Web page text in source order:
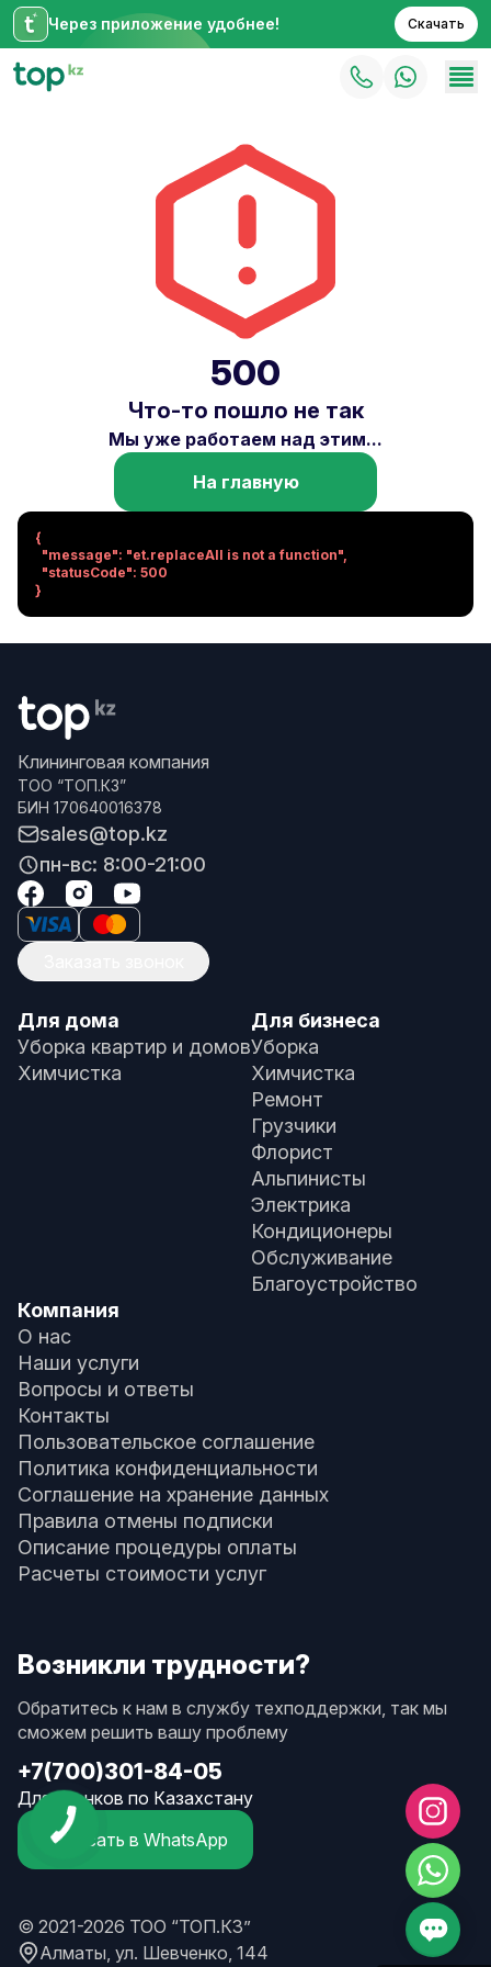
Через приложение удобнее! Скачать
500
Что-то пошло не так
Мы уже работаем над этим...
На главную
{
}
Клининговая компания
ТОО “ТОП.КЗ”
БИН 170640016378
sales@top.kz
пн-вс: 8:00-21:00
Для дома
Уборка квартир и домов
Химчистка
Для бизнеса
Уборка
Химчистка
Ремонт
Грузчики
Флорист
Альпинисты
Электрика
Кондиционеры
Обслуживание
Благоустройство
Компания
О нас
Наши услуги
Вопросы и ответы
Контакты
Пользовательское соглашение
Политика конфиденциальности
Соглашение на хранение данных
Правила отмены подписки
Описание процедуры оплаты
Расчеты стоимости услуг
Возникли трудности?
Обратитесь к нам в службу техподдержки, так мы
сможем решить вашу проблему
+7(700)301-84-05
Для звонков по Казахстану
Написать в WhatsApp
© 2021-2026 ТОО “ТОП.КЗ”
Алматы, ул. Шевченко, 144